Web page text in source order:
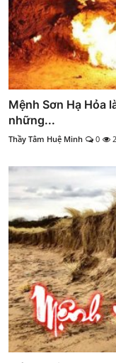
Mệnh Sơn Hạ Hỏa
những...
Thầy Tâm Huệ Minh 0